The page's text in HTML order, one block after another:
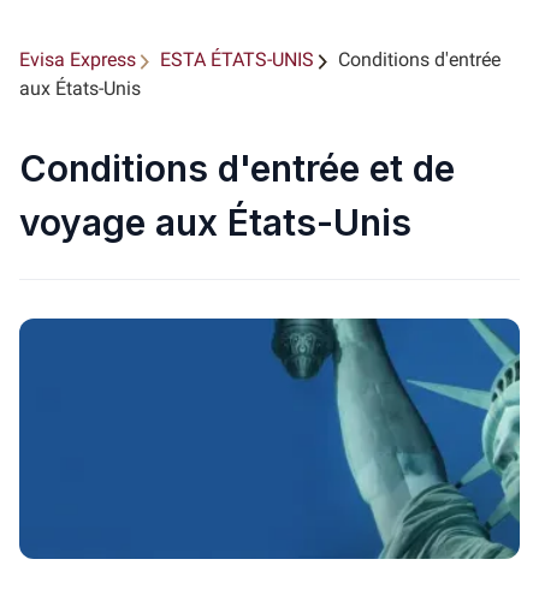
Evisa Express ESTA ÉTATS-UNIS
Conditions d'entrée
aux États-Unis
Conditions d'entrée et de
voyage aux États-Unis